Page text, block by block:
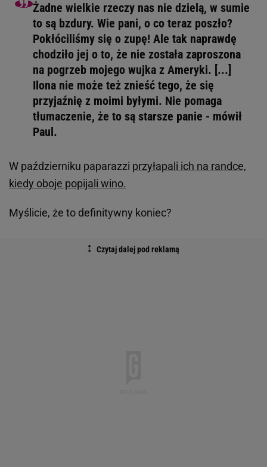
Żadne wielkie rzeczy nas nie dzielą, w sumie
to są bzdury. Wie pani, o co teraz poszło?
Pokłóciliśmy się o zupę! Ale tak naprawdę
chodziło jej o to, że nie została zaproszona
na pogrzeb mojego wujka z Ameryki. [...]
Ilona nie może też znieść tego, że się
przyjaźnię z moimi byłymi. Nie pomaga
tłumaczenie, że to są starsze panie - mówił
Paul.
W październiku paparazzi przyłapali ich na randce,
kiedy oboje popijali wino.
Myślicie, że to definitywny koniec?